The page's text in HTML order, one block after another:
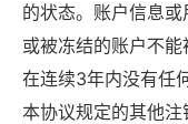
的状态。账户信息
或被冻结的账户不
在连续3年内没有任
本协议规定的其他